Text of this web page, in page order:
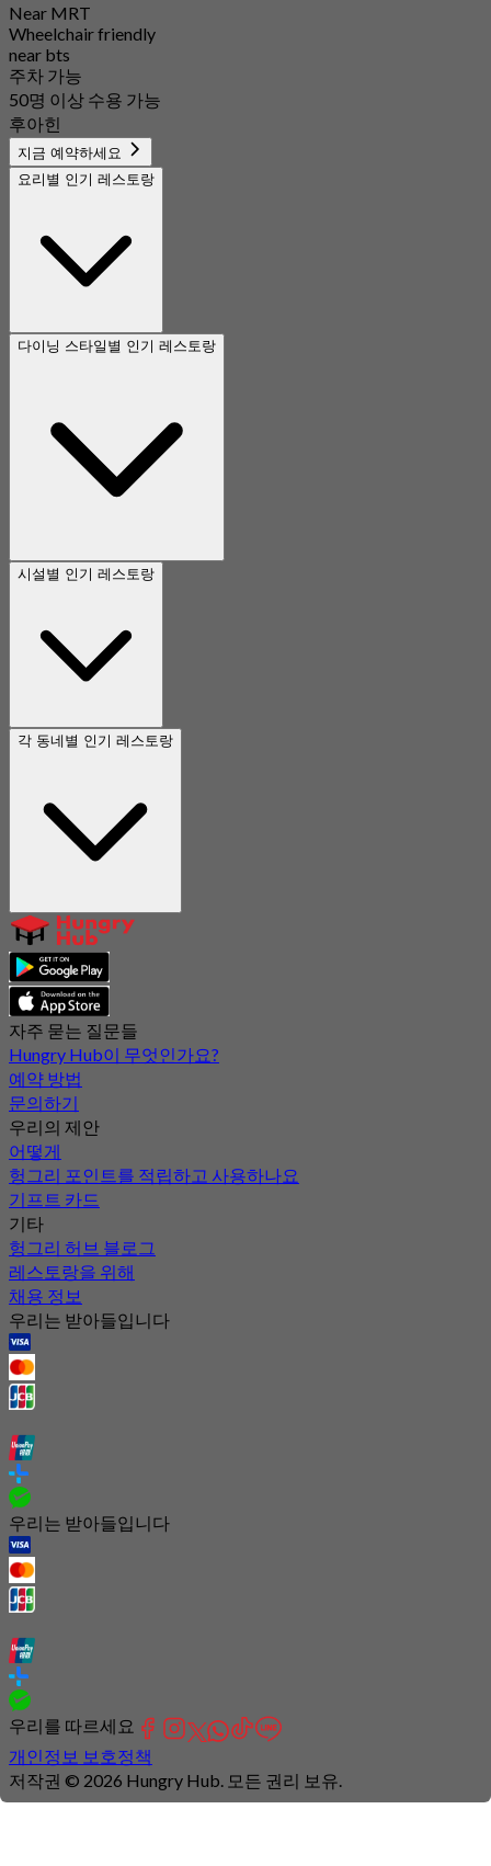
Near MRT
Wheelchair friendly
near bts
주차 가능
50명 이상 수용 가능
후아힌
지금 예약하세요
요리별 인기 레스토랑
다이닝 스타일별 인기 레스토랑
시설별 인기 레스토랑
각 동네별 인기 레스토랑
자주 묻는 질문들
Hungry Hub이 무엇인가요?
예약 방법
문의하기
우리의 제안
어떻게
헝그리 포인트를 적립하고 사용하나요
기프트 카드
기타
헝그리 허브 블로그
레스토랑을 위해
채용 정보
우리는 받아들입니다
우리는 받아들입니다
우리를 따르세요
개인정보 보호정책
저작권 © 2026 Hungry Hub. 모든 권리 보유.
Connection